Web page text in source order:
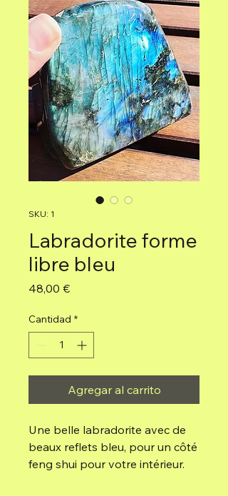
SKU: 1
Labradorite forme
libre bleu
48,00 €Precio
Cantidad *
Agregar al carrito
Une belle labradorite avec de
beaux reflets bleu, pour un côté
feng shui pour votre intérieur.